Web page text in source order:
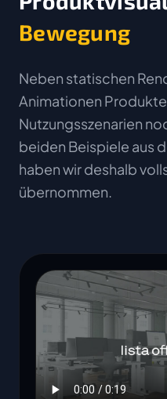
Bewegung
Neben statischen
Animationen
Nutzungsszenarien
beiden Beispiele aus
haben wir deshalb
übernommen.